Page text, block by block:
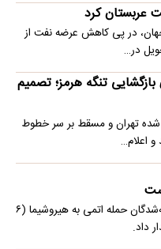
عربستان کرد
در پی کاهش عرضه نفت از
در…
تنگه هرمز؛ تصمیم
شده تهران و مسقط بر سر خطوط
اعلام…
سفیر ایران در توکیو، در مراسم یادبود کشته‌شدگان حمله اتمی به هیروشیما (۶